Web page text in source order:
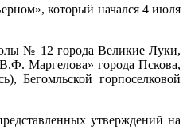
который начался 4 июля
№ 12 города Великие Луки,
Маргелова» города Пскова,
Бегомльской горпоселковой
утверждений на